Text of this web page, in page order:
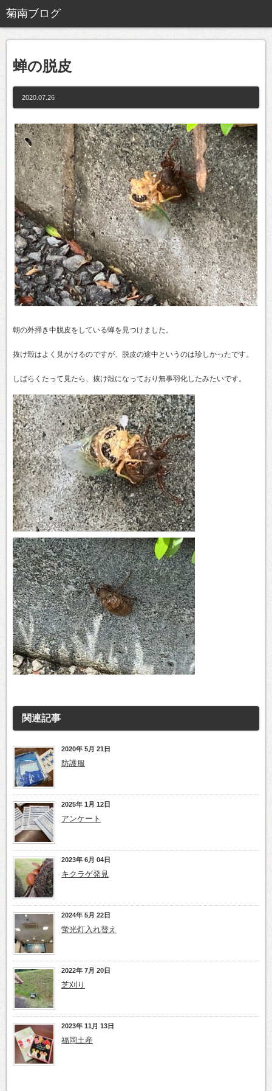
蝉の脱皮
2020.07.26
朝の外掃き中脱皮をしている蝉を見つけました。
抜け殻はよく見かけるのですが、脱皮の途中というのは珍しかったです。
しばらくたって見たら、抜け殻になっており無事羽化したみたいです。
関連記事
2020年 5月 21日
防護服
2025年 1月 12日
アンケート
2023年 6月 04日
キクラゲ発見
2024年 5月 22日
蛍光灯入れ替え
2022年 7月 20日
芝刈り
2023年 11月 13日
福岡土産